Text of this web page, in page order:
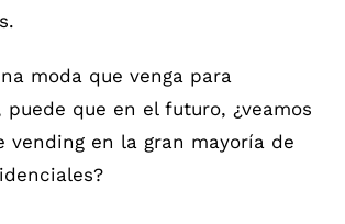
moda que venga para
puede que en el futuro, ¿veamos
vending en la gran mayoría de